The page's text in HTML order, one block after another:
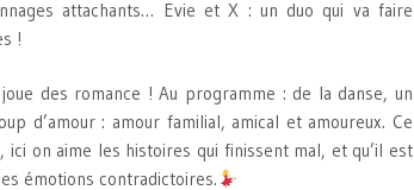
attachants… Evie et X : un duo qui va faire
!
des romance ! Au programme : de la danse, un
d’amour : amour familial, amical et amoureux. Ce
ici on aime les histoires qui finissent mal, et qu’il est
émotions contradictoires.